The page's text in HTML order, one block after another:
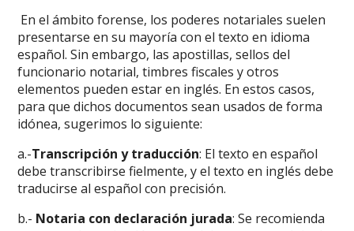
En el ámbito forense, los poderes notariales suelen
presentarse en su mayoría con el texto en idioma
español. Sin embargo, las apostillas, sellos del
funcionario notarial, timbres fiscales y otros
elementos pueden estar en inglés. En estos casos,
para que dichos documentos sean usados de forma
idónea, sugerimos lo siguiente:
a.-Transcripción y traducción: El texto en español
debe transcribirse fielmente, y el texto en inglés debe
traducirse al español con precisión.
b.- Notaria con declaración jurada: Se recomienda